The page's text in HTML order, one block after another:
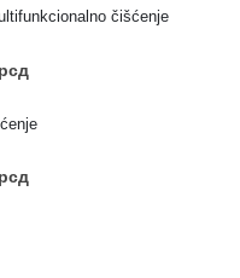
čišćenje
рсд
рсд